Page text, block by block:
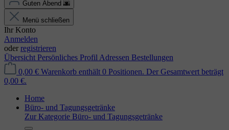
Guten Abend 🌆
Menü schließen
Ihr Konto
Anmelden
oder registrieren
Übersicht Persönliches Profil Adressen Bestellungen
0,00 € Warenkorb enthält 0 Positionen. Der Gesamtwert beträgt
0,00 €.
Home
Büro- und Tagungsgetränke
Zur Kategorie Büro- und Tagungsgetränke